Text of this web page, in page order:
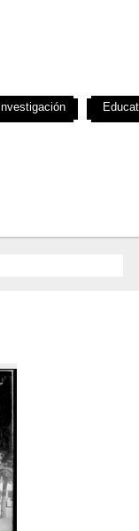
Investigación